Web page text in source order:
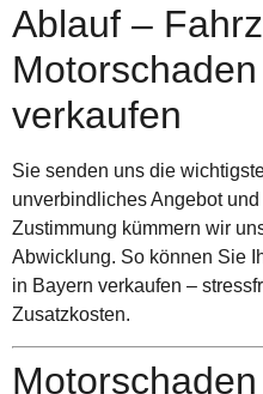
Ablauf –
verkaufen
Sie senden uns die
unverbindliches Angebot
Zustimmung kümmern wir
Abwicklung. So können Sie
in Bayern verkaufen –
Zusatzkosten.